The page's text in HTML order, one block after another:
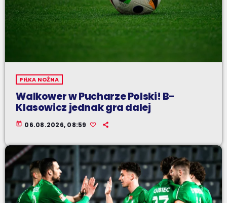
PIŁKA NOŻNA
Walkower w Pucharze Polski! B-
Klasowicz jednak gra dalej
today 06.08.2026, 08:59